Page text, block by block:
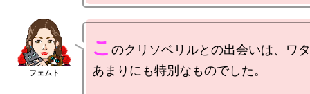
こ のクリソベリルとの出会いは、ワ
あまりにも特別なものでした。